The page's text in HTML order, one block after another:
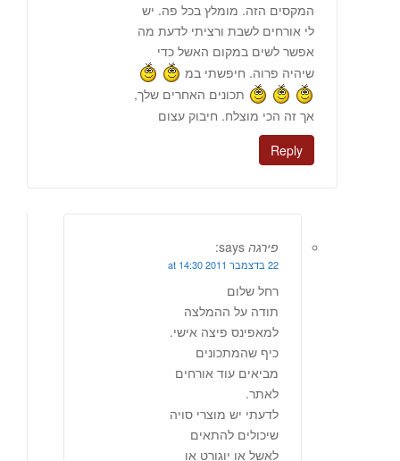
המקסים הזה. מומלץ בכל פה. יש
לי אורחים לשבת ורציתי לדעת מה
אפשר לשים במקום האשל כדי
שיהיה פרוה. חיפשתי במ
תכונים האחרים שלך,
אך זה הכי מוצלח. חיבוק עצום
Reply
פירגה says:
22 בדצמבר 2011 at 14:30
רחל שלום
תודה על ההמלצה
למאפינס פיצה אישי.
כיף שהמתכונים
מביאים עוד אורחים
לאתר.
לדעתי יש מוצרי סויה
שיכולים להתאים
לאשל או יוגורט או